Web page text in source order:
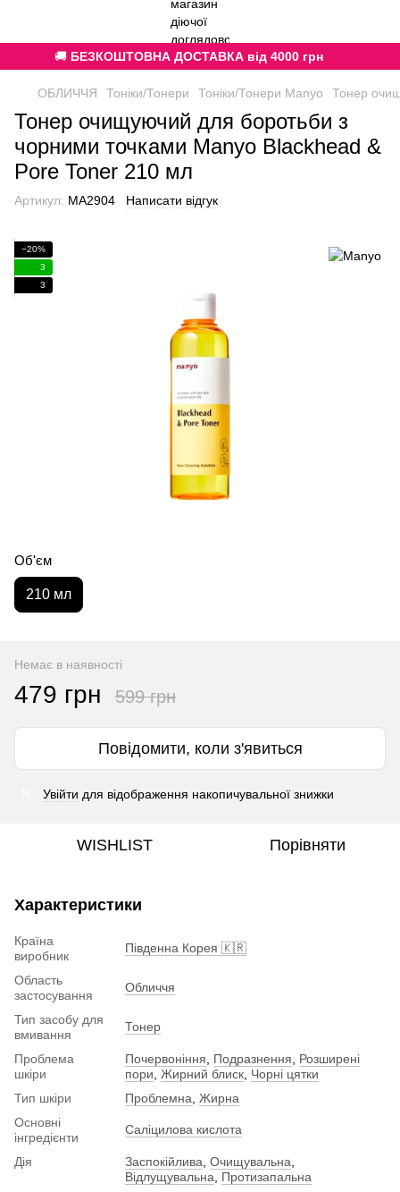
🚚 БЕЗКОШТОВНА ДОСТАВКА від 4000 грн
ОБЛИЧЧЯ Тоніки/Тонери Тоніки/Тонери Manyo Тонер
Тонер очищуючий для боротьби з
чорними точками Manyo Blackhead &
Pore Toner 210 мл
Артикул: MA2904 Написати відгук
−20%
3
3
Об'єм
210 мл
Немає в наявності
479 грн 599 грн
Повідомити, коли з'явиться
Увійти для відображення накопичувальної знижки
WISHLIST Порівняти
Характеристики
Країна
виробник
Південна Корея 🇰🇷
Область
застосування
Обличчя
Тип засобу для
вмивання
Тонер
Проблема
шкіри
Почервоніння Подразнення
Розширені
пори Жирний блиск Чорні цятки
Тип шкіри
Проблемна Жирна
Основні
інгредієнти
Саліцилова кислота
Дія Заспокійлива Очищувальна
Відлущувальна
Протизапальна